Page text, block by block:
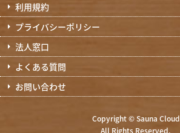
利用規約
プライバシーポリシー
法人窓口
よくある質問
お問い合わせ
Copyright © Sauna Cloud
All Rights Reserved.